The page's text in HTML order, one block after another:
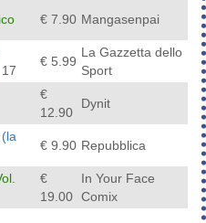
€ 7.90 Mangasenpai
17
€ 5.99
La Gazzetta dello
Sport
€
12.90
Dynit
€ 9.90 Repubblica
€
19.00
In Your Face
Comix